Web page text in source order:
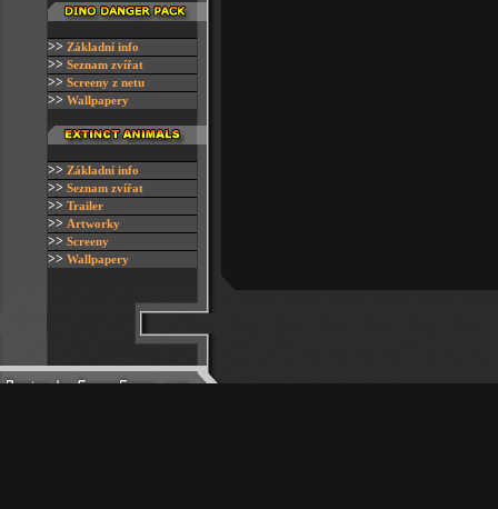
>> Základní info
>> Seznam zvířat
>> Screeny z netu
>> Wallpapery
>> Základní info
>> Seznam zvířat
>> Trailer
>> Artworky
>> Screeny
>> Wallpapery